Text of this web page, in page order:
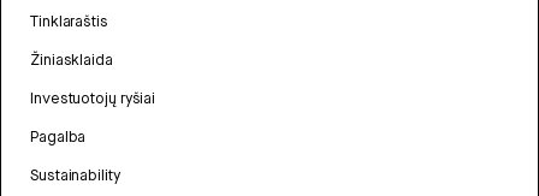
Tinklaraštis
Žiniasklaida
Investuotojų ryšiai
Pagalba
Sustainability